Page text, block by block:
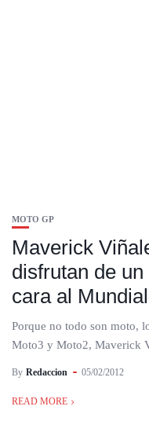
MOTO GP
Maverick
disfrutan de
cara al
Porque no todo son moto,
Moto3 y Moto2, Maverick
By Redaccion 05/02/2012
READ MORE